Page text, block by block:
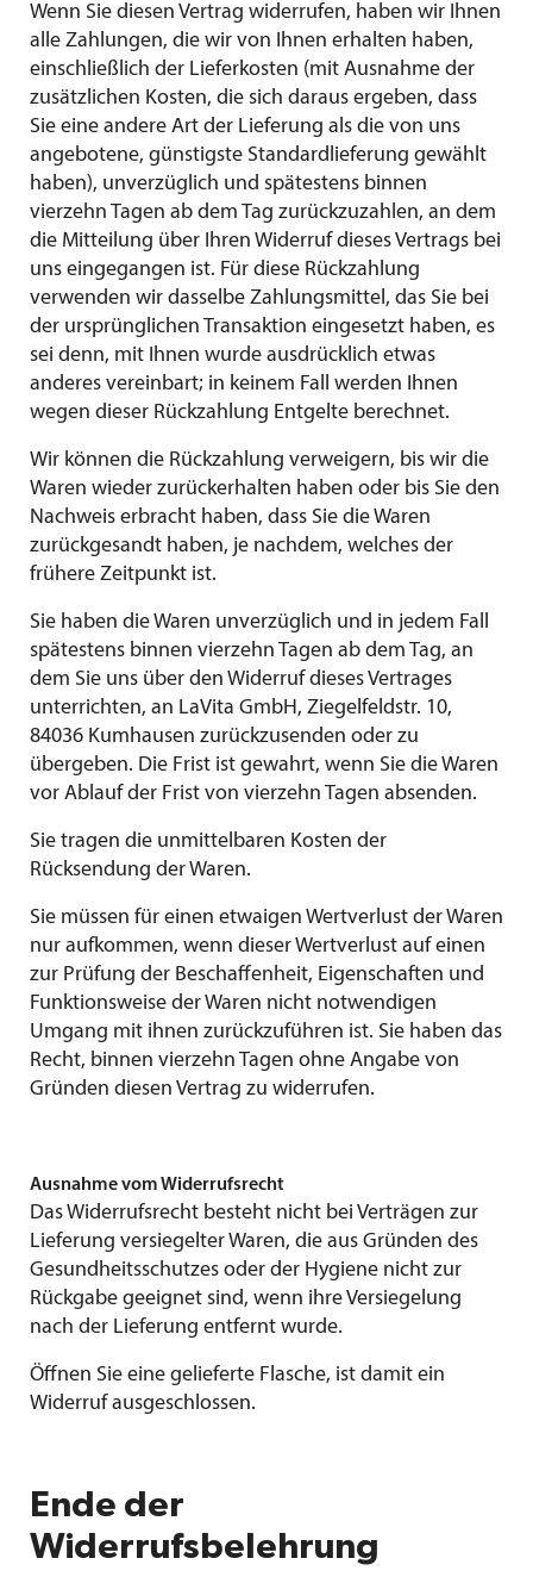
Wenn Sie diesen Vertrag widerrufen, haben wir Ihnen
alle Zahlungen, die wir von Ihnen erhalten haben,
einschließlich der Lieferkosten (mit Ausnahme der
zusätzlichen Kosten, die sich daraus ergeben, dass
Sie eine andere Art der Lieferung als die von uns
angebotene, günstigste Standardlieferung gewählt
haben), unverzüglich und spätestens binnen
vierzehn Tagen ab dem Tag zurückzuzahlen, an dem
die Mitteilung über Ihren Widerruf dieses Vertrags bei
uns eingegangen ist. Für diese Rückzahlung
verwenden wir dasselbe Zahlungsmittel, das Sie bei
der ursprünglichen Transaktion eingesetzt haben, es
sei denn, mit Ihnen wurde ausdrücklich etwas
anderes vereinbart; in keinem Fall werden Ihnen
wegen dieser Rückzahlung Entgelte berechnet.
Wir können die Rückzahlung verweigern, bis wir die
Waren wieder zurückerhalten haben oder bis Sie den
Nachweis erbracht haben, dass Sie die Waren
zurückgesandt haben, je nachdem, welches der
frühere Zeitpunkt ist.
Sie haben die Waren unverzüglich und in jedem Fall
spätestens binnen vierzehn Tagen ab dem Tag, an
dem Sie uns über den Widerruf dieses Vertrages
unterrichten, an LaVita GmbH, Ziegelfeldstr. 10,
84036 Kumhausen zurückzusenden oder zu
übergeben. Die Frist ist gewahrt, wenn Sie die Waren
vor Ablauf der Frist von vierzehn Tagen absenden.
Sie tragen die unmittelbaren Kosten der
Rücksendung der Waren.
Sie müssen für einen etwaigen Wertverlust der Waren
nur aufkommen, wenn dieser Wertverlust auf einen
zur Prüfung der Beschaffenheit, Eigenschaften und
Funktionsweise der Waren nicht notwendigen
Umgang mit ihnen zurückzuführen ist. Sie haben das
Recht, binnen vierzehn Tagen ohne Angabe von
Gründen diesen Vertrag zu widerrufen.
Ausnahme vom Widerrufsrecht
Das Widerrufsrecht besteht nicht bei Verträgen zur
Lieferung versiegelter Waren, die aus Gründen des
Gesundheitsschutzes oder der Hygiene nicht zur
Rückgabe geeignet sind, wenn ihre Versiegelung
nach der Lieferung entfernt wurde.
Öffnen Sie eine gelieferte Flasche, ist damit ein
Widerruf ausgeschlossen.
Ende der
Widerrufsbelehrung